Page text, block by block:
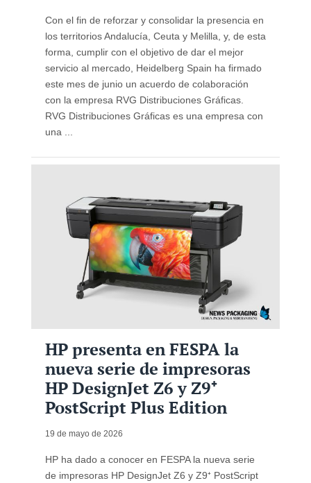
Con el fin de reforzar y consolidar la presencia en
los territorios Andalucía, Ceuta y Melilla, y, de esta
forma, cumplir con el objetivo de dar el mejor
servicio al mercado, Heidelberg Spain ha firmado
este mes de junio un acuerdo de colaboración
con la empresa RVG Distribuciones Gráficas.
RVG Distribuciones Gráficas es una empresa con
una ...
HP presenta en FESPA la
nueva serie de impresoras
HP DesignJet Z6 y Z9⁺
PostScript Plus Edition
19 de mayo de 2026
HP ha dado a conocer en FESPA la nueva serie
de impresoras HP DesignJet Z6 y Z9⁺ PostScript